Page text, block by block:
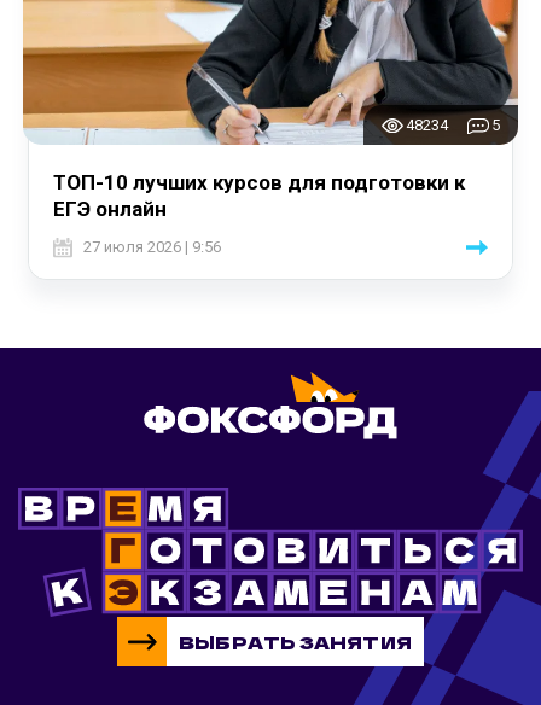
48234 5
ТОП-10 лучших курсов для подготовки к
ЕГЭ онлайн
27 июля 2026 | 9:56
ВЫБРАТЬ ЗАНЯТИЯ